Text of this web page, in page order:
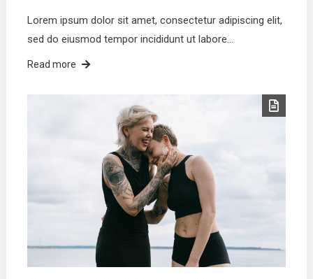
Lorem ipsum dolor sit amet, consectetur adipiscing elit,
sed do eiusmod tempor incididunt ut labore…
Read more